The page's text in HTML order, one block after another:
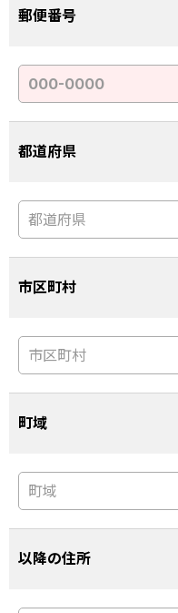
郵便番号
都道府県
市区町村
町域
以降の住所